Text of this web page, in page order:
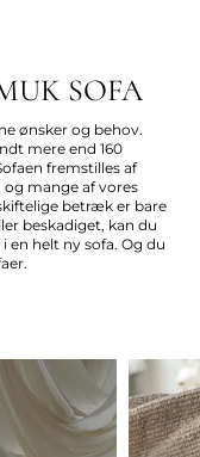
SOFA
ønsker og behov.
mere end 160
fremstilles af
mange af vores
betræk er bare
beskadiget, kan du
en helt ny sofa. Og du